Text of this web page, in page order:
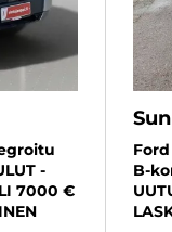
-
7000 €
B-